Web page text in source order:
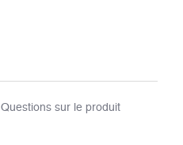
Questions sur le produit